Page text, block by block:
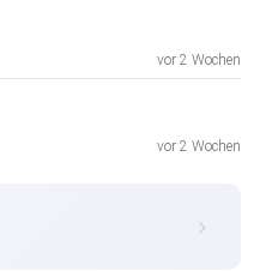
vor 2 Wochen
vor 2 Wochen